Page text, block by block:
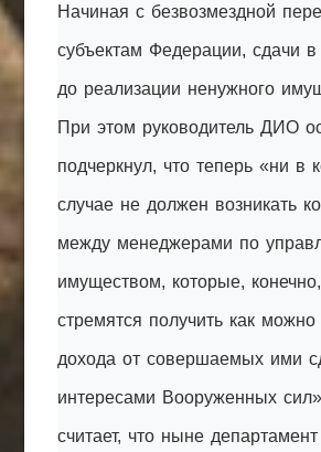
Начиная с безвозмездной
субъектам Федерации, сдачи
до реализации ненужного
При этом руководитель ДИО
подчеркнул, что теперь «ни в
случае не должен возникать
между менеджерами по
имуществом, которые, конечно,
стремятся получить как
дохода от совершаемых ими
интересами Вооруженных
считает, что ныне